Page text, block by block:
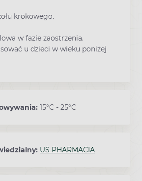
krokowego.
w fazie zaostrzenia.
u dzieci w wieku poniżej
15°C - 25°C
US PHARMACIA